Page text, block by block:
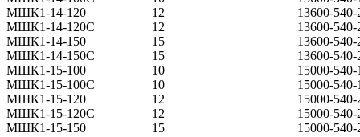
МШК1-14-120
12
13600-540-
МШК1-14-120С
12
13600-540-
МШК1-14-150
15
13600-540-
МШК1-14-150С
15
13600-540-
МШК1-15-100
10
15000-540-
МШК1-15-100С
10
15000-540-
МШК1-15-120
12
15000-540-
МШК1-15-120С
12
15000-540-
МШК1-15-150
15
15000-540-